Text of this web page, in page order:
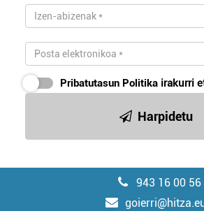
Pribatutasun Politika irakurri
Harpidetu
943 16 00 56